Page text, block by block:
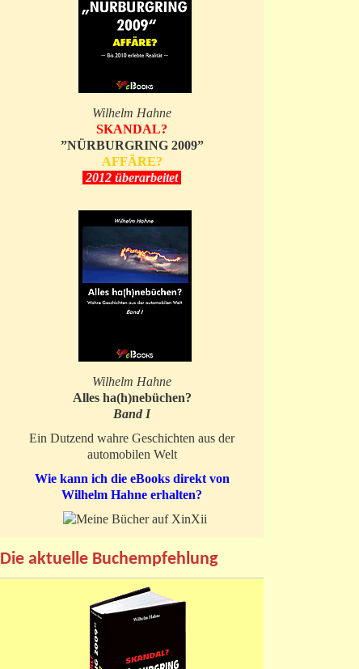
Wilhelm Hahne
SKANDAL?
”NÜRBURGRING 2009”
AFFÄRE?
2012 überarbeitet
Wilhelm Hahne
Alles ha(h)nebüchen?
Band I
Ein Dutzend wahre Geschichten aus der
automobilen Welt
Wie kann ich die eBooks direkt von
Wilhelm Hahne erhalten?
Die aktuelle Buchempfehlung